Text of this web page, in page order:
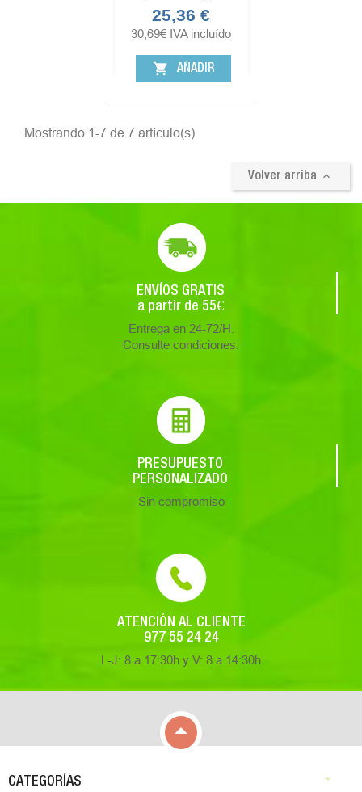
Precio
25,36 €
30,69€ IVA incluído
shopping_cart AÑADIR
Mostrando 1-7 de 7 artículo(s)
Volver arriba 
ENVÍOS GRATIS
a partir de 55€
Entrega en 24-72/H.
Consulte condiciones.
PRESUPUESTO
PERSONALIZADO
Sin compromiso
ATENCIÓN AL CLIENTE
977 55 24 24
L-J: 8 a 17:30h y V: 8 a 14:30h

CATEGORÍAS 